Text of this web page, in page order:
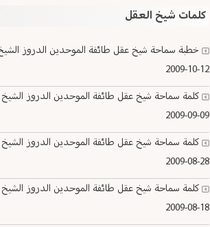
كلمات شيخ العقل
خطبة سماحة شيخ عقل طائفة الموحدين الدروز
2009-10-12
كلمة سماحة شيخ عقل طائفة الموحدين الدروز
2009-09-09
كلمة سماحة شيخ عقل طائفة الموحدين الدروز
2009-08-28
كلمة سماحة شيخ عقل طائفة الموحدين الدروز
2009-08-18